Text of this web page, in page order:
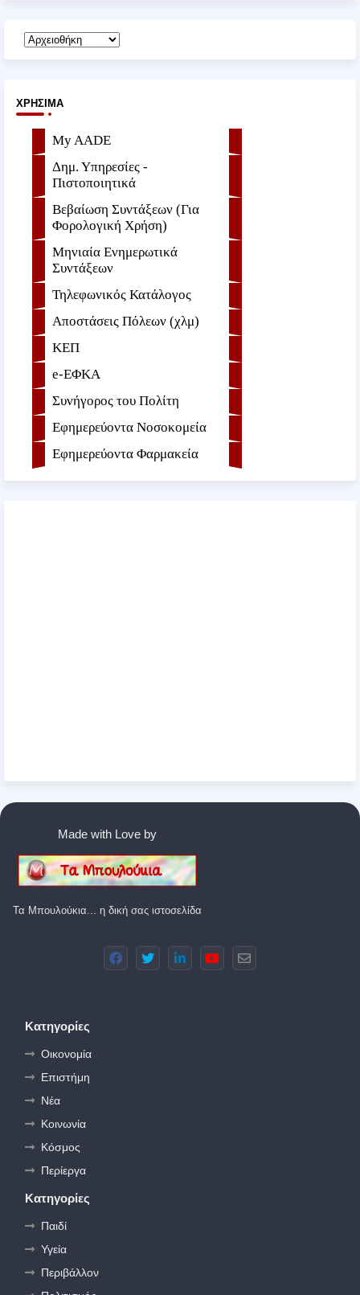
ΧΡΉΣΙΜΑ
My AADE
Δημ. Υπηρεσίες -
Πιστοποιητικά
Βεβαίωση Συντάξεων (Για
Φορολογική Χρήση)
Μηνιαία Ενημερωτικά
Συντάξεων
Τηλεφωνικός Κατάλογος
Αποστάσεις Πόλεων (χλμ)
ΚΕΠ
e-ΕΦKA
Συνήγορος του Πολίτη
Εφημερεύοντα Νοσοκομεία
Εφημερεύοντα Φαρμακεία
Made with Love by
Τα Μπουλούκια... η δική σας ιστοσελίδα
Κατηγορίες
Οικονομία
Επιστήμη
Νέα
Κοινωνία
Κόσμος
Περίεργα
Κατηγορίες
Παιδί
Υγεία
Περιβάλλον